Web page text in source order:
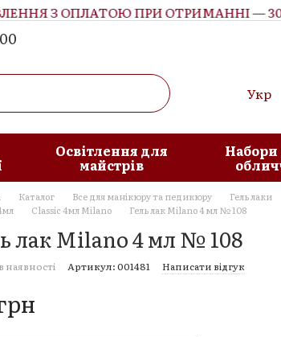
З ОПЛАТОЮ ПРИ ОТРИМАННІ — 300
Укр
Освітлення для
майстрів
Набори
Каталог Все для манікюру та педикюру Гель лаки
Classic 4мл Milano Гель лак Milano 4 мл № 108
лак Milano 4 мл № 108
наявності Артикул: 001481 Написати відгук